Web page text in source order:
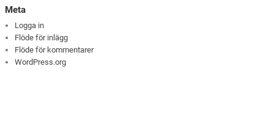
Meta
Logga in
Flöde för inlägg
Flöde för kommentarer
WordPress.org